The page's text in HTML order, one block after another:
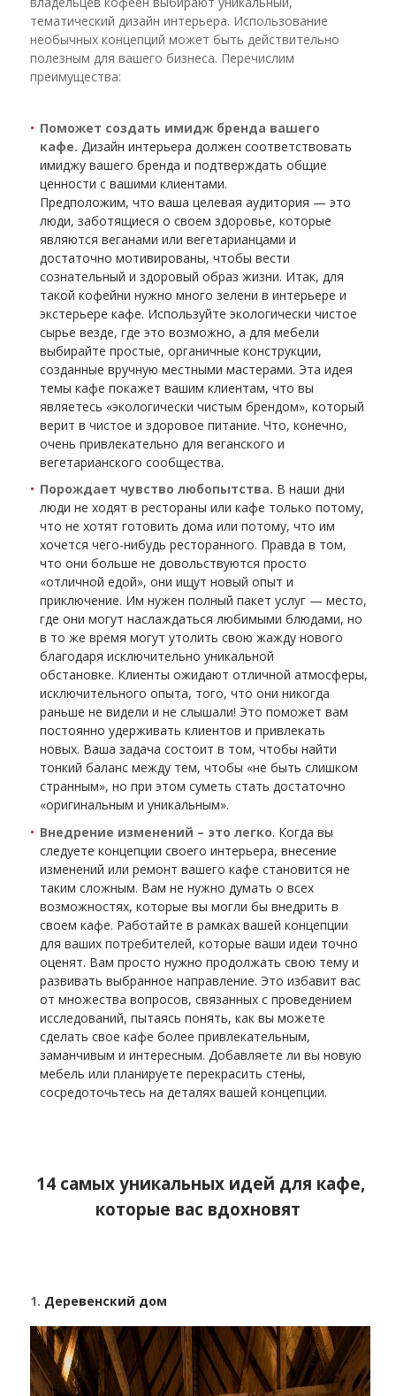
тематический дизайн интерьера. Использование
необычных концепций может быть действительно
полезным для вашего бизнеса. Перечислим
преимущества:
Поможет создать имидж бренда вашего
кафе.Дизайн интерьера должен соответствовать
имиджу вашего бренда и подтверждать общие
ценности с вашими клиентами.
Предположим, что ваша целевая аудитория — это
люди, заботящиеся о своем здоровье, которые
являются веганами или вегетарианцами и
достаточно мотивированы, чтобы вести
сознательный и здоровый образ жизни. Итак, для
такой кофейни нужно много зелени в интерьере и
экстерьере кафе. Используйте экологически чистое
сырье везде, где это возможно, а для мебели
выбирайте простые, органичные конструкции,
созданные вручную местными мастерами. Эта идея
темы кафе покажет вашим клиентам, что вы
являетесь «экологически чистым брендом», который
верит в чистое и здоровое питание. Что, конечно,
очень привлекательно для веганского и
вегетарианского сообщества.
Порождает чувство любопытства. В наши дни
люди не ходят в рестораны или кафе только потому,
что не хотят готовить дома или потому, что им
хочется чего-нибудь ресторанного. Правда в том,
что они больше не довольствуются просто
«отличной едой», они ищут новый опыт и
приключение. Им нужен полный пакет услуг — место,
где они могут наслаждаться любимыми блюдами, но
в то же время могут утолить свою жажду нового
благодаря исключительно уникальной
обстановке. Клиенты ожидают отличной атмосферы,
исключительного опыта, того, что они никогда
раньше не видели и не слышали! Это поможет вам
постоянно удерживать клиентов и привлекать
новых. Ваша задача состоит в том, чтобы найти
тонкий баланс между тем, чтобы «не быть слишком
странным», но при этом суметь стать достаточно
«оригинальным и уникальным».
Внедрение изменений – это легко. Когда вы
следуете концепции своего интерьера, внесение
изменений или ремонт вашего кафе становится не
таким сложным. Вам не нужно думать о всех
возможностях, которые вы могли бы внедрить в
своем кафе. Работайте в рамках вашей концепции
для ваших потребителей, которые ваши идеи точно
оценят. Вам просто нужно продолжать свою тему и
развивать выбранное направление. Это избавит вас
от множества вопросов, связанных с проведением
исследований, пытаясь понять, как вы можете
сделать свое кафе более привлекательным,
заманчивым и интересным. Добавляете ли вы новую
мебель или планируете перекрасить стены,
сосредоточьтесь на деталях вашей концепции.
14 самых уникальных идей для кафе,
которые вас вдохновят
1. Деревенский дом